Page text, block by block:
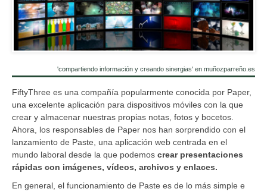
'compartiendo información y creando sinergias' en muñozparreño.es
FiftyThree es una compañía popularmente conocida por Paper,
una excelente aplicación para dispositivos móviles con la que
crear y almacenar nuestras propias notas, fotos y bocetos.
Ahora, los responsables de Paper nos han sorprendido con el
lanzamiento de Paste, una aplicación web centrada en el
mundo laboral desde la que podemos crear presentaciones
rápidas con imágenes, vídeos, archivos y enlaces.
En general, el funcionamiento de Paste es de lo más simple e